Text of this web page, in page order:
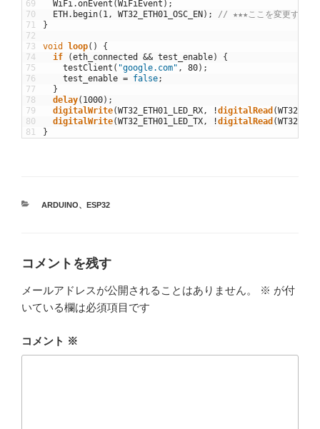
69
70
71
72
73
74
75
76
77
78
79
80
81
WiFi.onEvent (WiFiEvent ) ;
ETH . begin( 1, WT32_ETH01_OSC_EN ) ;
// ★★★ここを変更する必
}
void loop( )
{
if
(eth_connected && test_enable)
{
testClient ( "google.com" , 80) ;
test_enable = false;
}
delay( 1000) ;
digitalWrite(WT32_ETH01_LED_RX, !digitalRead (
digitalWrite(WT32_ETH01_LED_TX, !digitalRead (
}
カ
ARDUINO、 ESP32
コメントを残す
メールアドレスが公開されることはありません。 ※ が付
いている欄は必須項目です
コメント ※